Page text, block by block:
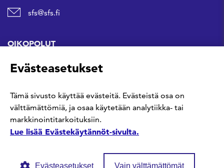
sfs@sfs.fi
OIKOPOLUT
Hanki standardi
Kommentoi tekeillä olevia standardeja
Evästeasetukset
Tämä sivusto käyttää evästeitä. Evästeistä osa on
välttämättömiä, ja osaa käytetään analytiikka- tai
markkinointitarkoituksiin.
Lue lisää Evästekäytännöt-sivulta.
Evästeasetukset Vain välttämättömät